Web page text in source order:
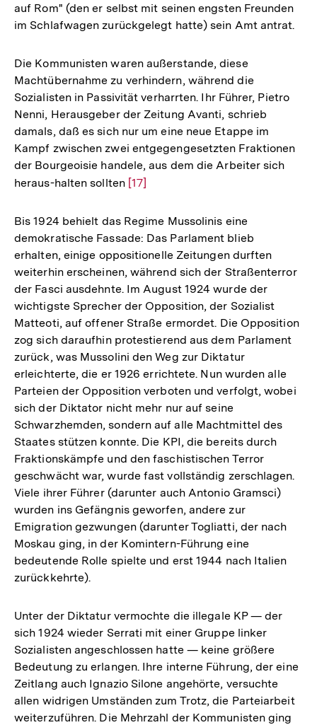
auf Rom" (den er selbst mit seinen engsten Freunden
im Schlafwagen zurückgelegt hatte) sein Amt antrat.
Die Kommunisten waren außerstande, diese
Machtübernahme zu verhindern, während die
Sozialisten in Passivität verharrten. Ihr Führer, Pietro
Nenni, Herausgeber der Zeitung Avanti, schrieb
damals, daß es sich nur um eine neue Etappe im
Kampf zwischen zwei entgegengesetzten Fraktionen
der Bourgeoisie handele, aus dem die Arbeiter sich
heraus-halten sollten Zur
der
Fußnote
[17]
Bis 1924 behielt das Regime Mussolinis eine
demokratische Fassade: Das Parlament blieb
erhalten, einige oppositionelle Zeitungen durften
weiterhin erscheinen, während sich der Straßenterror
der Fasci ausdehnte. Im August 1924 wurde der
wichtigste Sprecher der Opposition, der Sozialist
Matteoti, auf offener Straße ermordet. Die Opposition
zog sich daraufhin protestierend aus dem Parlament
zurück, was Mussolini den Weg zur Diktatur
erleichterte, die er 1926 errichtete. Nun wurden alle
Parteien der Opposition verboten und verfolgt, wobei
sich der Diktator nicht mehr nur auf seine
Schwarzhemden, sondern auf alle Machtmittel des
Staates stützen konnte. Die KPI, die bereits durch
Fraktionskämpfe und den faschistischen Terror
geschwächt war, wurde fast vollständig zerschlagen.
Viele ihrer Führer (darunter auch Antonio Gramsci)
wurden ins Gefängnis geworfen, andere zur
Emigration gezwungen (darunter Togliatti, der nach
Moskau ging, in der Komintern-Führung eine
bedeutende Rolle spielte und erst 1944 nach Italien
zurückkehrte).
Unter der Diktatur vermochte die illegale KP — der
sich 1924 wieder Serrati mit einer Gruppe linker
Sozialisten angeschlossen hatte — keine größere
Bedeutung zu erlangen. Ihre interne Führung, der eine
Zeitlang auch Ignazio Silone angehörte, versuchte
allen widrigen Umständen zum Trotz, die Parteiarbeit
weiterzuführen. Die Mehrzahl der Kommunisten ging